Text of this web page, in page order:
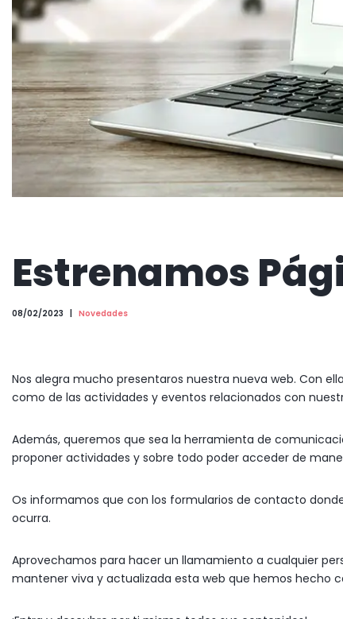
Estrenamos
08/02/2023 Novedades
Nos alegra mucho presentaros nuestra nueva web. Con
como de las actividades y eventos relacionados con
Además, queremos que sea la herramienta de
proponer actividades y sobre todo poder acceder de
Os informamos que con los formularios de contacto
ocurra.
Aprovechamos para hacer un llamamiento a cualquier
mantener viva y actualizada esta web que hemos hecho